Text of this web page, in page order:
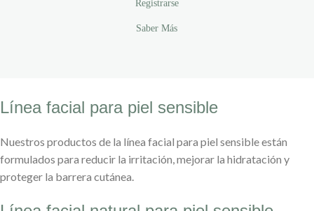
Registrarse
Saber Más
Línea facial para piel sensible
Nuestros productos de la línea facial para piel sensible están
formulados para reducir la irritación, mejorar la hidratación y
proteger la barrera cutánea.